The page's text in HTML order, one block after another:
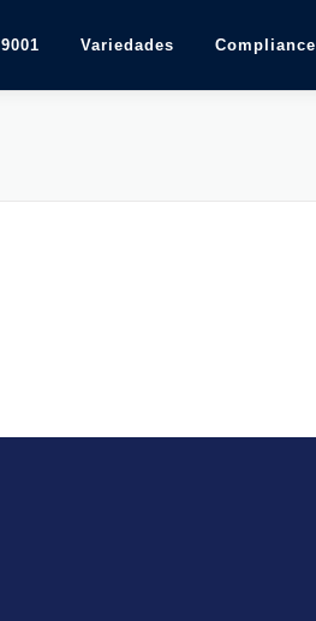
Variedades Compliance